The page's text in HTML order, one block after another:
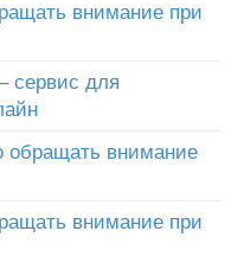
внимание при
сервис для
обращать внимание
внимание при